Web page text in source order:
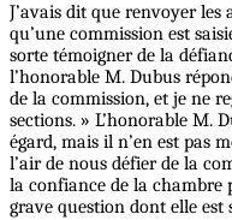
J’avais dit que renvoyer
qu’une commission est
sorte témoigner de la
l’honorable M. Dubus
de la commission, et je ne
sections. » L’honorable M.
égard, mais il n’en est pas
l’air de nous défier de la
la confiance de la chambre
grave question dont elle est